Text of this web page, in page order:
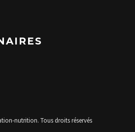
nutrition. Tous droits réservés